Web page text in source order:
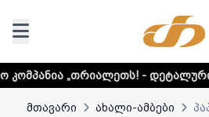
- დეტალური
მთავარი ახალი-ამბები